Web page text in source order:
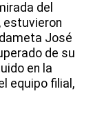
del
estuvieron
José
de su
en la
equipo filial,